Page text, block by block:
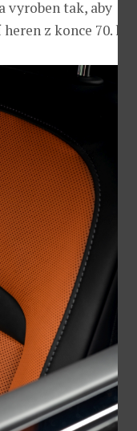
vyroben tak, aby
z konce 70. let.